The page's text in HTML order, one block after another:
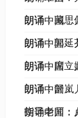
朗诵：藏思
朗诵中国
朗诵：郭延
朗诵中国
朗诵：席立
朗诵中国
朗诵：舒岚
朗诵中国
指导老师：
朗诵中国